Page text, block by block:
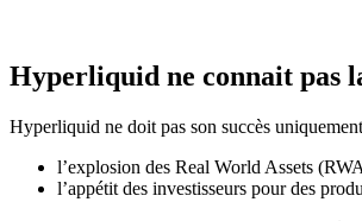
Hyperliquid ne connait pas
Hyperliquid ne doit pas son succès
l’explosion des Real World Assets
l’appétit des investisseurs pour des